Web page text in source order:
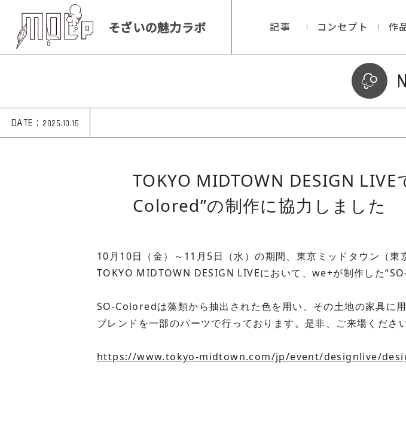
そざいの魅力ラボ 記事 コンセプト 作
DATE : 2025.10.15
TOKYO MIDTOWN DESIGN
Colored”の制作に協力しました
10月10日（金）～11月5日（水）の期間、東京ミッドタウン（東
TOKYO MIDTOWN DESIGN LIVEにおいて、we+が制作した
SO-Coloredは藻類から抽出された色を用い、その土地の家具に
ブレンドを一部のパーツで行っております。是非、ご来場ください
https://www.tokyo-midtown.com/jp/event/designlive/